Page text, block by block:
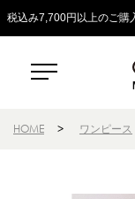
税込み7,700円以上のご購
HOME > ワンピース